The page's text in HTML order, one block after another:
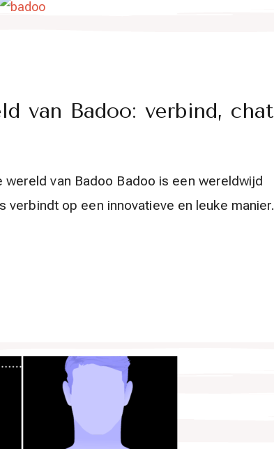
van Badoo: verbind, chat
van Badoo Badoo is een wereldwijd
op een innovatieve en leuke manier.